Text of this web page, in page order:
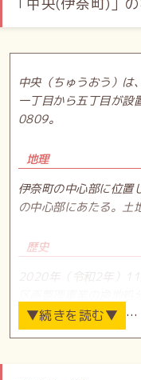
中央（ちゅうおう）は
一丁目から五丁目が
0809。
地理
伊奈町の中心部に位置
の中心部にあたる。土
歴史
2020年（令和2年）
更が行われ、大字小室
立。
…